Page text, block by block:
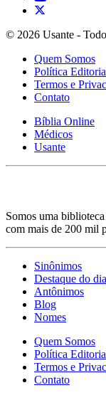
© 2026 Usante -
Quem Somos
Política
Termos e
Contato
Bíblia Online
Médicos
Usante
Somos uma
com mais de 200 mil
Sinônimos
Destaque do dia
Antônimos
Blog
Nomes
Quem Somos
Política
Termos e
Contato